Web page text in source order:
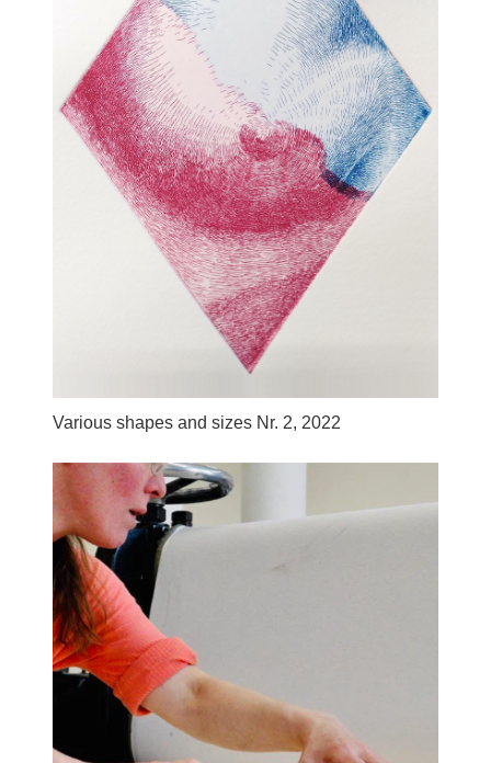
Various shapes and sizes Nr. 2, 2022